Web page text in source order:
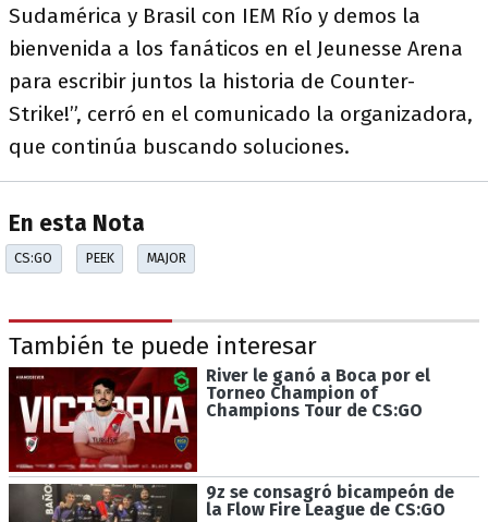
Sudamérica y Brasil con IEM Río y demos la
bienvenida a los fanáticos en el Jeunesse Arena
para escribir juntos la historia de Counter-
Strike!”, cerró en el comunicado la organizadora,
que continúa buscando soluciones.
En esta Nota
CS:GO PEEK MAJOR
También te puede interesar
River le ganó a Boca por el
Torneo Champion of
Champions Tour de CS:GO
9z se consagró bicampeón de
la Flow Fire League de CS:GO